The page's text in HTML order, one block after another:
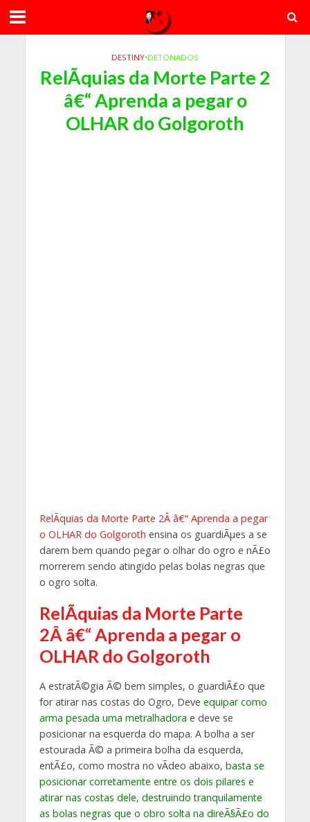
DESTINY•DETONADOS
RelÃ­quias da Morte Parte 2
â€“ Aprenda a pegar o
OLHAR do Golgoroth
RelÃ­quias da Morte Parte 2Â â€“ Aprenda a pegar
o OLHAR do Golgoroth ensina os guardiÃµes a se
darem bem quando pegar o olhar do ogro e nÃ£o
morrerem sendo atingido pelas bolas negras que
o ogro solta.
RelÃ­quias da Morte Parte
2Â â€“ Aprenda a pegar o
OLHAR do Golgoroth
A estratÃ©gia Ã© bem simples, o guardiÃ£o que
for atirar nas costas do Ogro, Deve equipar como
arma pesada uma metralhadora e deve se
posicionar na esquerda do mapa. A bolha a ser
estourada Ã© a primeira bolha da esquerda,
entÃ£o, como mostra no vÃ­deo abaixo, basta se
posicionar corretamente entre os dois pilares e
atirar nas costas dele, destruindo tranquilamente
as bolas negras que o obro solta na direÃ§Ã£o do